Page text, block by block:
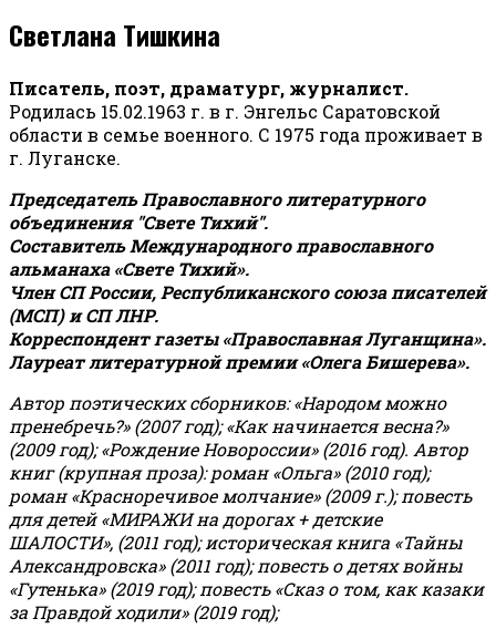
Светлана Тишкина
Писатель, поэт, драматург, журналист.
Родилась 15.02.1963 г. в г. Энгельс Саратовской
области в семье военного. С 1975 года проживает в
г. Луганске.
Председатель Православного литературного
объединения "Свете Тихий".
Составитель Международного православного
альманаха «Свете Тихий».
Член СП России, Республиканского союза писателей
(МСП) и СП ЛНР.
Корреспондент газеты «Православная Луганщина».
Лауреат литературной премии «Олега Бишерева».
Автор поэтических сборников: «Народом можно
пренебречь?» (2007 год); «Как начинается весна?»
(2009 год); «Рождение Новороссии» (2016 год). Автор
книг (крупная проза): роман «Ольга» (2010 год);
роман «Красноречивое молчание» (2009 г.); повесть
для детей «МИРАЖИ на дорогах + детские
ШАЛОСТИ», (2011 год); историческая книга «Тайны
Александровска» (2011 год); повесть о детях войны
«Гутенька» (2019 год); повесть «Сказ о том, как казаки
за Правдой ходили» (2019 год);